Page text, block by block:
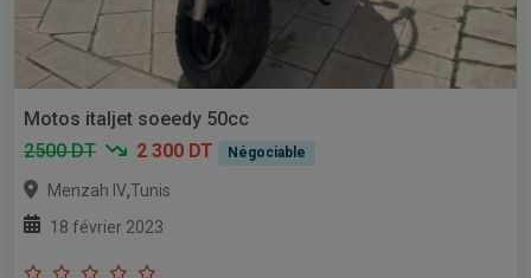
Motos italjet soeedy 50cc
2500 DT
2 300 DT Négociable
Menzah IV,Tunis
18 février 2023